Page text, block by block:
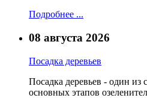
Подробнее ...
08 августа 2026
Посадка деревьев
Посадка деревьев - один из
основных этапов